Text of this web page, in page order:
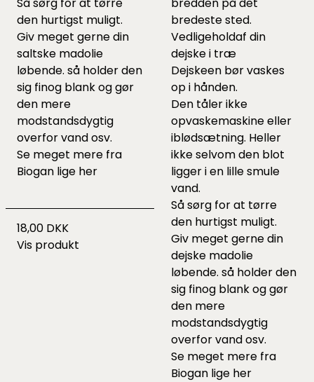
den hurtigst muligt.
Giv meget gerne din
saltske madolie
løbende. så holder den
sig finog blank og gør
den mere
modstandsdygtig
overfor vand osv.
Se meget mere fra
Biogan lige her
18,00 DKK
Vis produkt
bredeste sted.
Vedligeholdaf din
dejske i træ
Dejskeen bør vaskes
op i hånden.
Den tåler ikke
opvaskemaskine eller
iblødsætning. Heller
ikke selvom den blot
ligger i en lille smule
vand.
Så sørg for at tørre
den hurtigst muligt.
Giv meget gerne din
dejske madolie
løbende. så holder den
sig finog blank og gør
den mere
modstandsdygtig
overfor vand osv.
Se meget mere fra
Biogan lige her